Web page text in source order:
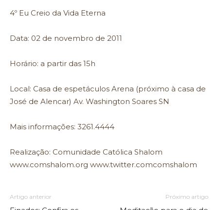
4º Eu Creio da Vida Eterna
Data: 02 de novembro de 2011
Horário: a partir das 15h
Local: Casa de espetáculos Arena (próximo à casa de
José de Alencar) Av. Washington Soares SN
Mais informações: 3261.4444
Realização: Comunidade Católica Shalom
www.comshalom.org www.twitter.comcomshalom
Artigo anterior Próximo artigo